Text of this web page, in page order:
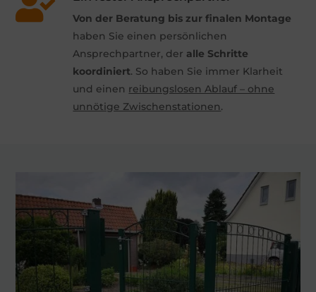

Von der Beratung bis zur finalen Montage
haben Sie einen persönlichen
Ansprechpartner, der alle Schritte
koordiniert. So haben Sie immer Klarheit
und einen reibungslosen Ablauf – ohne
unnötige Zwischenstationen.